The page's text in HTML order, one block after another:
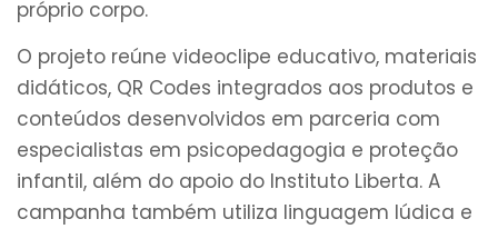
próprio corpo.
O projeto reúne videoclipe educativo, materiais
didáticos, QR Codes integrados aos produtos e
conteúdos desenvolvidos em parceria com
especialistas em psicopedagogia e proteção
infantil, além do apoio do Instituto Liberta. A
campanha também utiliza linguagem lúdica e